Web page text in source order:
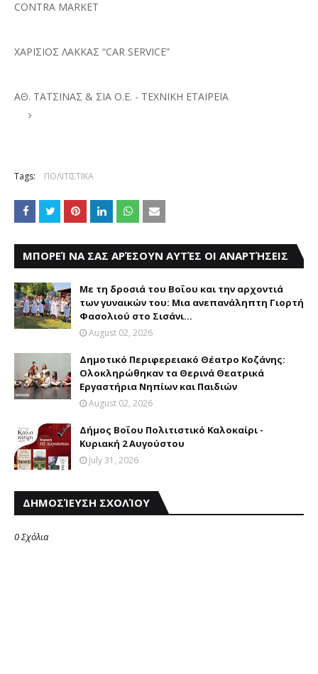
CONTRA MARKET
ΧΑΡΙΣΙΟΣ ΛΑΚΚΑΣ “CAR SERVICE”
ΑΘ. ΤΑΤΣΙΝΑΣ & ΣΙΑ Ο.Ε. - ΤΕΧΝΙΚΗ ΕΤΑΙΡΕΙΑ
Tags: ΠΟΛΙΤΙΣΤΙΚΑ
ΜΠΟΡΕΊ ΝΑ ΣΑΣ ΑΡΈΣΟΥΝ ΑΥΤΈΣ ΟΙ ΑΝΑΡΤΉΣΕΙΣ
Με τη δροσιά του Βοΐου και την αρχοντιά
των γυναικών του: Μια ανεπανάληπτη Γιορτή
Φασολιού στο Σισάνι...
August 02, 2026
Δημοτικό Περιφερειακό Θέατρο Κοζάνης:
Ολοκληρώθηκαν τα Θερινά Θεατρικά
Εργαστήρια Νηπίων και Παιδιών
August 02, 2026
Δήμος Βοΐου Πολιτιστικό Καλοκαίρι -
Κυριακή 2 Αυγούστου
July 31, 2026
ΔΗΜΟΣΊΕΥΣΗ ΣΧΟΛΊΟΥ
0 Σχόλια